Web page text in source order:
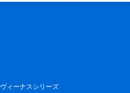
ヴィーナスシリーズ